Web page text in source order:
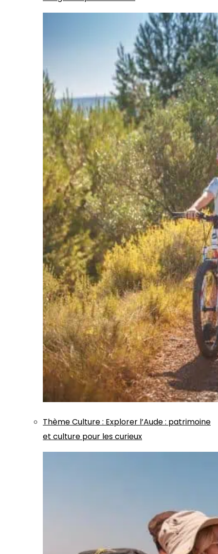
ThèmeCulture: Explorer l’Aude : patrimoine
et culture pour les curieux